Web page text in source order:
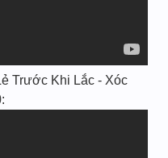
Trước Khi Lắc - Xóc